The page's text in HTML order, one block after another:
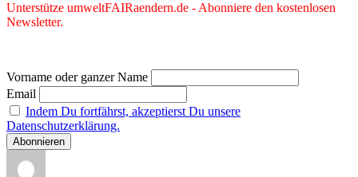
Unterstütze umweltFAIRaendern.de - Abonniere den kostenlosen
Newsletter.
Vorname oder ganzer Name
Email
Indem Du fortfährst, akzeptierst Du unsere
Datenschutzerklärung.